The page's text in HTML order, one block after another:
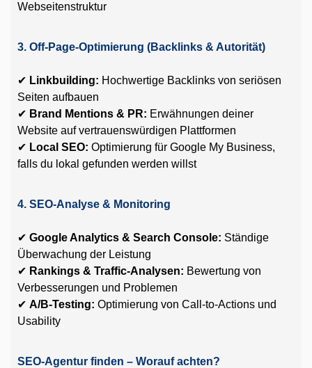
Webseitenstruktur
3. Off-Page-Optimierung (Backlinks & Autorität)
✔ Linkbuilding: Hochwertige Backlinks von seriösen
Seiten aufbauen
✔ Brand Mentions & PR: Erwähnungen deiner
Website auf vertrauenswürdigen Plattformen
✔ Local SEO: Optimierung für Google My Business,
falls du lokal gefunden werden willst
4. SEO-Analyse & Monitoring
✔ Google Analytics & Search Console: Ständige
Überwachung der Leistung
✔ Rankings & Traffic-Analysen: Bewertung von
Verbesserungen und Problemen
✔ A/B-Testing: Optimierung von Call-to-Actions und
Usability
SEO-Agentur finden – Worauf achten?